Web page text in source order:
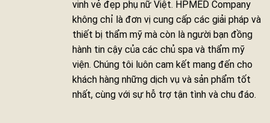
vinh vẻ đẹp phụ nữ Việt. HPMED Company
không chỉ là đơn vị cung cấp các giải pháp và
thiết bị thẩm mỹ mà còn là người bạn đồng
hành tin cậy của các chủ spa và thẩm mỹ
viện. Chúng tôi luôn cam kết mang đến cho
khách hàng những dịch vụ và sản phẩm tốt
nhất, cùng với sự hỗ trợ tận tình và chu đáo.